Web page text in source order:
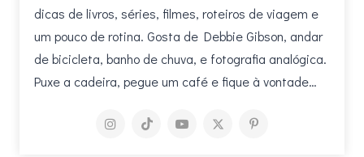
dicas de livros, séries, filmes, roteiros de viagem e
um pouco de rotina. Gosta de Debbie Gibson, andar
de bicicleta, banho de chuva, e fotografia analógica.
Puxe a cadeira, pegue um café e fique à vontade…